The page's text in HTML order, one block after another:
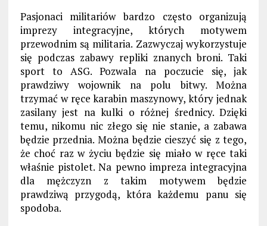
Pasjonaci militariów bardzo często organizują
imprezy integracyjne, których motywem
przewodnim są militaria. Zazwyczaj wykorzystuje
się podczas zabawy repliki znanych broni. Taki
sport to ASG. Pozwala na poczucie się, jak
prawdziwy wojownik na polu bitwy. Można
trzymać w ręce karabin maszynowy, który jednak
zasilany jest na kulki o różnej średnicy. Dzięki
temu, nikomu nic złego się nie stanie, a zabawa
będzie przednia. Można będzie cieszyć się z tego,
że choć raz w życiu będzie się miało w ręce taki
właśnie pistolet. Na pewno impreza integracyjna
dla mężczyzn z takim motywem będzie
prawdziwą przygodą, która każdemu panu się
spodoba.